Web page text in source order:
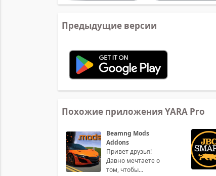
Предыдущие версии
Похожие приложения YARA Pro
Beamng Mods
Addons
Привет друзья!
Давно мечтаете о
том, чтобы